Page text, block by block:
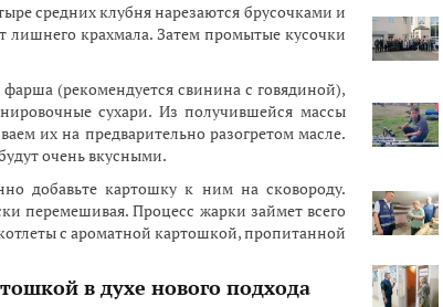
средних клубня нарезаются брусочками и
лишнего крахмала. Затем промытые кусочки
(рекомендуется свинина с говядиной),
сухари. Из получившейся массы
их на предварительно разогретом масле.
очень вкусными.
добавьте картошку к ним на сковороду.
перемешивая. Процесс жарки займет всего
с ароматной картошкой, пропитанной
в духе нового подхода